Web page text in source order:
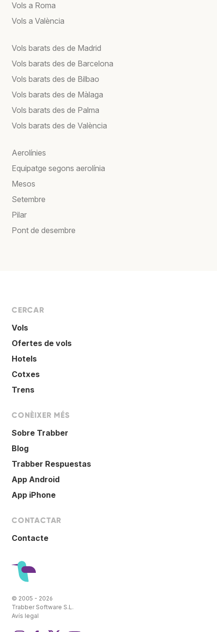
Vols a Roma
Vols a València
Vols barats des de Madrid
Vols barats des de Barcelona
Vols barats des de Bilbao
Vols barats des de Màlaga
Vols barats des de Palma
Vols barats des de València
Aerolínies
Equipatge segons aerolínia
Mesos
Setembre
Pilar
Pont de desembre
CERCAR
Vols
Ofertes de vols
Hotels
Cotxes
Trens
CONÈIXER MÉS
Sobre Trabber
Blog
Trabber Respuestas
App Android
App iPhone
CONTACTAR
Contacte
© 2005 - 2026
Trabber Software S.L.
Avís legal